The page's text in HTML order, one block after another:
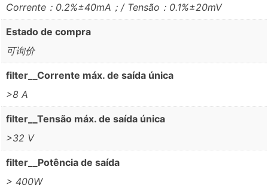
Corrente：0.2%±40mA；/ Tensão：0.1%±20mV
Estado de compra
可询价
filter__Corrente máx. de saída única
>8 A
filter__Tensão máx. de saída única
>32 V
filter__Potência de saída
> 400W